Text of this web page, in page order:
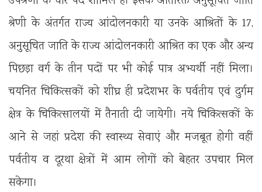
श्रेणी के अंतर्गत राज्य आंदोलनकारी या उनके आश्रितों के 17,
अनुसूचित जाति के राज्य आंदोलनकारी आश्रित का एक और अन्य
पिछड़ा वर्ग के तीन पदों पर भी कोई पात्र अभ्यर्थी नहीं मिला।
चयनित चिकित्सकों को शीघ्र ही प्रदेशभर के पर्वतीय एवं दुर्गम
क्षेत्र के चिकित्सालयों में तैनाती दी जायेगी। नये चिकित्सकों के
आने से जहां प्रदेश की स्वास्थ्य सेवाएं और मजबूत होगी वहीं
पर्वतीय व दूरथा क्षेत्रों में आम लोगों को बेहतर उपचार मिल
सकेगा।